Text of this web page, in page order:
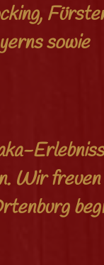
sowie
Wir freuen